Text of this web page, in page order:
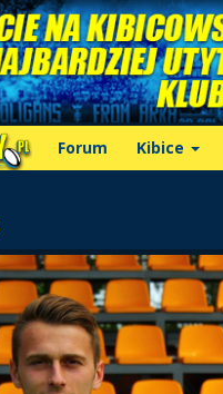
Forum Kibice